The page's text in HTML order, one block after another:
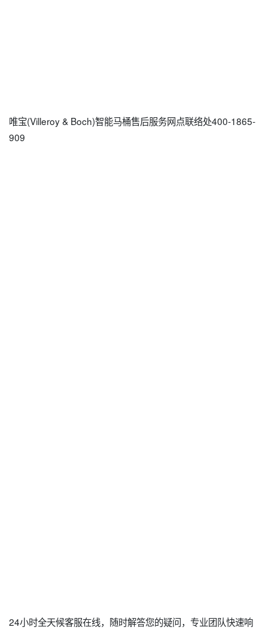
唯宝(Villeroy & Boch)智能马桶售后服务网点联络处400-1865-
909
24小时全天候客服在线，随时解答您的疑问，专业团队快速响